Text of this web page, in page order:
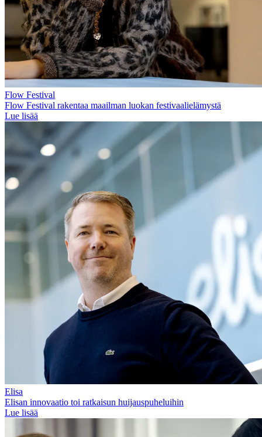
Flow Festival
Flow Festival rakentaa maailman luokan festivaalielämystä
Lue lisää
Elisa
Elisan innovaatio toi ratkaisun huijauspuheluihin
Lue lisää